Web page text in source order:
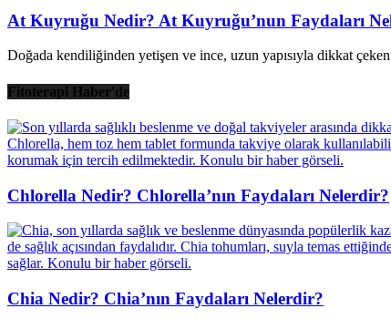
At Kuyruğu Nedir? At Kuyruğu’nun Faydaları
Doğada kendiliğinden yetişen ve ince, uzun yapısıyla dikkat
Fitoterapi Haber'de
Chlorella Nedir? Chlorella’nın Faydaları Nelerdir?
Chia Nedir? Chia’nın Faydaları Nelerdir?